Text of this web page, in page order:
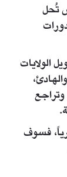
تُحل
الولايات
وتراجع
فسوف